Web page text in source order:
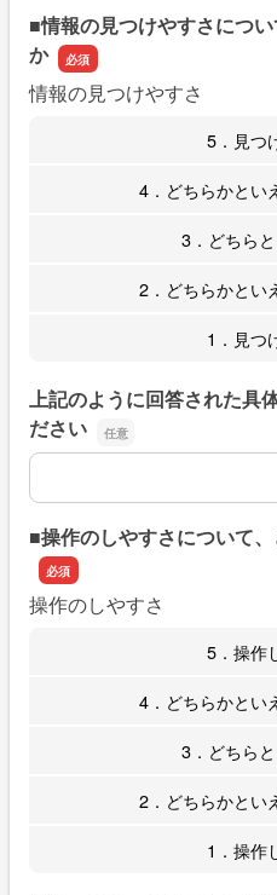
■情報の見つけやすさにつ
か
情報の見つけやすさ
5．見つ
4．どちらかとい
3．どちら
2．どちらかとい
1．見つ
上記のように回答された具
ださい
上記のように回答された具
■操作のしやすさについて
操作のしやすさ
5．操作
4．どちらかとい
3．どちら
2．どちらかとい
1．操作